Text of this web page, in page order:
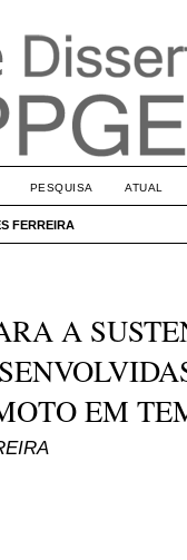
PESQUISA ATUAL
FERREIRA
A
EM